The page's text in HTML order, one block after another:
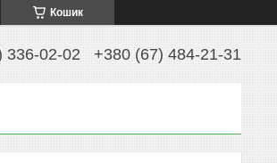
Кошик
336-02-02 +380 (67) 484-21-31